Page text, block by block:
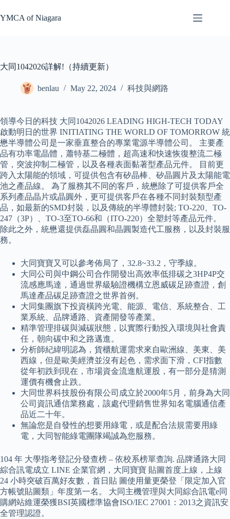
to
content
YMCA of Niagara
大同1042026詳解!（持續更新）
benlau May 22, 2024 科技與網路
領導今日的科技 大同1042026 LEADING HIGH-TECH TODAY
啟動明日的世界 INITIATING THE WORLD OF TOMORROW 統
懋半導體公司是一家垂直整合的專業電源半導體公司。 主要產
品有功率電晶體，蕭特基二極體，超高速和快速恢復整流二極
管，突波抑制二極管，以及各種表面黏著型產品元件。 目前更
跨入太陽能的領域，可提供包含有矽晶棒、矽晶圓片及太陽能電
池之產品線。 為了服務其不同的客戶，統懋除了可提供客戶全
系列產品晶片或晶圓外，更可提供客戶在各種不同封裝類型產
品，如最新的SMD封裝，以及傳統的半導體封裝; TO-220、TO-
247（3P）、TO-3至TO-66和（ITO-220）全塑封等產品元件。
除此之外，統懋還提供磊晶圓和晶圓製造代工服務，以及封裝服
務。
大同寶寶又可以參考佈局了，32.8~33.2，守季線。
大同公司與中鋼公司合作開發出高效率低排碳之3HP4P交
流感應馬達，通過世界級驗證機構立恩威碳足跡查證，創
馬達產品碳足跡查證之世界首例。
大同集團旗下投資橫跨光電、能源、電信、系統整合、工
業系統、品牌通路、資產開發等產業。
精準管理排碳與減碳狀態，以實際行動投入環境與社會責
任，朝向碳中和之路邁進。
分析師紀緯明認為，貨櫃航運需求來自歐洲線、美東、美
西線，但是歐美經濟並沒有起色，需求面下滑，CFI指數
從年初跌到現在，市場資金流進航運股，有一部分是猜測
運價有機會止跌。
大同世界科技股份有限公司成立於2000年5月，前身為大同
公司資訊通信業務處，該處代理銷售世界知名電腦通信產
品近二十年。
無論您是自發性的想要用綠電，或是配合法規需要用綠
電，大同智能綠電團隊竭誠為您服務。
104 年 大學指考登記分發查榜 – 依校系榜單查詢. 品牌通路大同
綜合訊電成立 LINE 企業官網，大同寶寶 貼圖首度上線，上線
24 小時突破百萬好友數，首日貼 圖使用量更榮登「限定加入官
方帳號貼圖類」年度第一名。 大同主機管理與大同綜合訊電e同
購網站維運榮獲BSI英國標準協會ISO/IEC 27001：2013之資訊安
全管理認證。